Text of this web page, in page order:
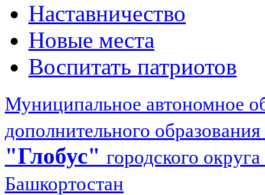
Наставничество
Новые места
Воспитать патриотов
Муниципальное автономное
дополнительного образования
"Глобус" городского
Башкортостан